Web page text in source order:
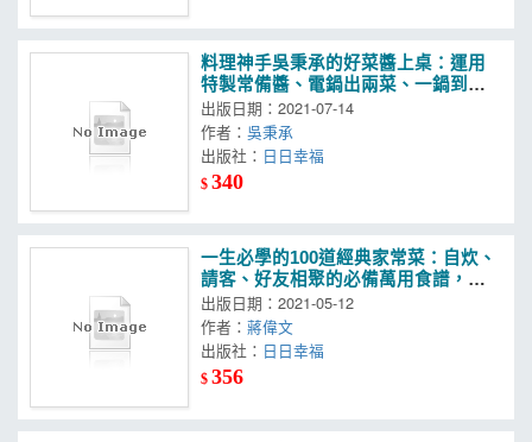
料理神手吳秉承的好菜醬上桌：運用
特製常備醬、電鍋出兩菜、一鍋到
底，調味不失手，美味開飯，迅速不
費力！一人份料理也沒問題
出版日期：2021-07-14
作者：吳秉承
出版社：
$340
一生必學的100道經典家常菜：自炊、
請客、好友相聚的必備萬用食譜，單
身貴族、小家庭、大家庭都適合，不
管是排隊名菜、人氣料理或眷村菜、
經典料理等應有盡有，在家就能簡單
做，輕鬆享用！
出版日期：2021-05-12
作者：蔣偉文
出版社：
$356